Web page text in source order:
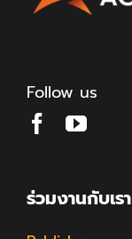
Follow us
ร่วมงานกับเรา